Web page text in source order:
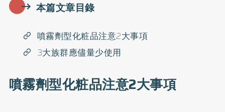
本篇文章目錄
噴霧劑型化粧品注意2大事項
3大族群應儘量少使用
噴霧劑型化粧品注意2大事項